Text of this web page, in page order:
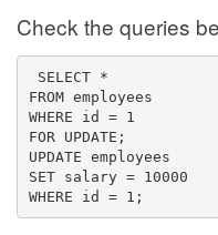
Check the queries
SELECT *
FROM employees
WHERE id = 1
FOR UPDATE;
UPDATE employees
SET salary = 10000
WHERE id = 1;